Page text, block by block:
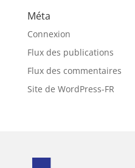
Méta
Connexion
Flux des publications
Flux des commentaires
Site de WordPress-FR